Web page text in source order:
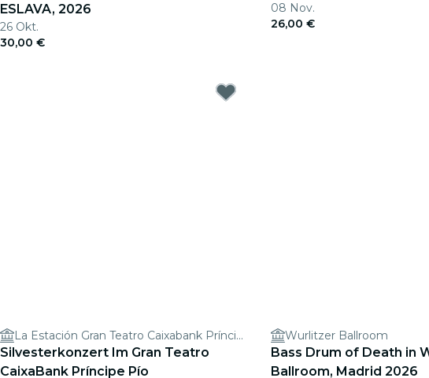
ESLAVA, 2026
26 Okt.
30,00 €
08 Nov.
26,00 €
La Estación Gran Teatro Caixabank Príncipe Pío
Silvesterkonzert Im Gran Teatro
CaixaBank Príncipe Pío
Wurlitzer Ballroom
Bass Drum of Death in
Ballroom, Madrid 2026